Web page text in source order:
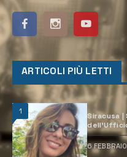
ARTICOLI PIÙ LETTI
1
Siracusa
6